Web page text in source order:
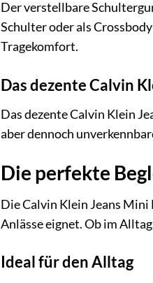
Der verstellbare
Schulter oder als
Tragekomfort.
Das dezente Calvin
Das dezente Calvin Klein
aber dennoch
Die perfekte
Die Calvin Klein Jeans
Anlässe eignet. Ob im
Ideal für den Alltag